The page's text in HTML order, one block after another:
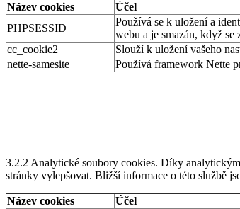
Název cookies Účel
PHPSESSID
Používá se k uložení a
webu a je smazán, když se
cc_cookie2
Slouží k uložení vašeho
nette-samesite
Používá framework Nette
3.2.2 Analytické soubory cookies. Díky
stránky vylepšovat. Bližší informace o této službě
Název cookies Účel